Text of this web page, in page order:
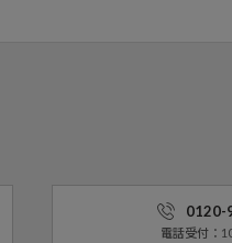
0120-
電話受付：